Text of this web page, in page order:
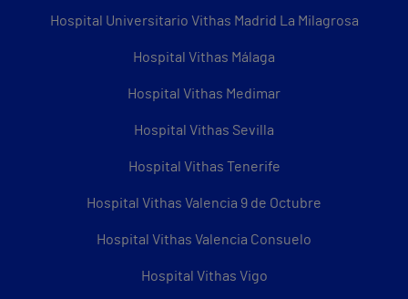
Hospital Universitario Vithas Madrid La Milagrosa
Hospital Vithas Málaga
Hospital Vithas Medimar
Hospital Vithas Sevilla
Hospital Vithas Tenerife
Hospital Vithas Valencia 9 de Octubre
Hospital Vithas Valencia Consuelo
Hospital Vithas Vigo